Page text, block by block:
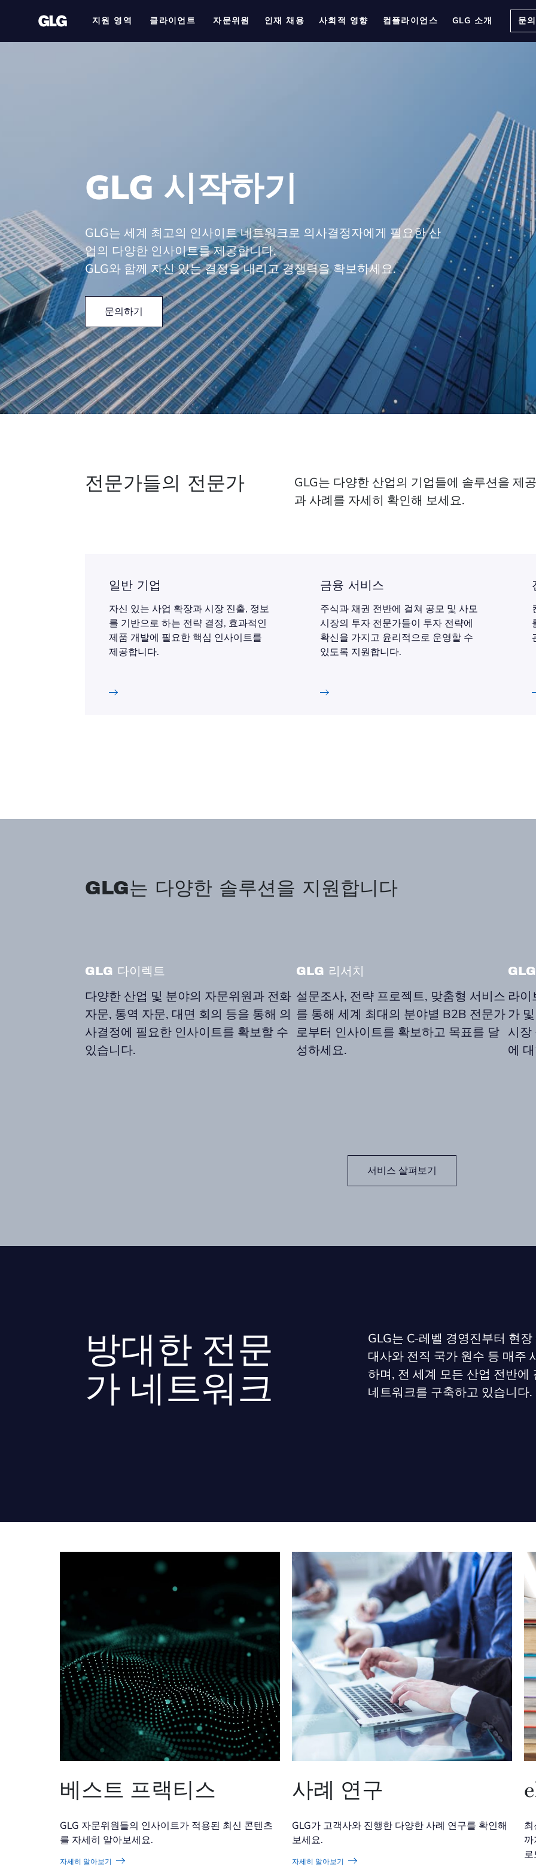
지원 영역 클라이언트 자문위원 인재 채용 사회적 영향 컴플라이언스 GLG 소개 문
GLG 시작하기
GLG는 세계 최고의 인사이트 네트워크로 의사결정자에게 필요한 산
업의 다양한 인사이트를 제공합니다.
GLG와 함께 자신 있는 결정을 내리고 경쟁력을 확보하세요.
문의하기
전문가들의 전문가
GLG는 다양한 산업의 기업들에 솔루션을 제
과 사례를 자세히 확인해 보세요.
일반 기업
자신 있는 사업 확장과 시장 진출, 정보
를 기반으로 하는 전략 결정, 효과적인
제품 개발에 필요한 핵심 인사이트를
제공합니다.
금융 서비스
주식과 채권 전반에 걸쳐 공모 및 사모
시장의 투자 전문가들이 투자 전략에
확신을 가지고 윤리적으로 운영할 수
있도록 지원합니다.
GLG는 다양한 솔루션을 지원합니다
GLG 다이렉트
다양한 산업 및 분야의 자문위원과 전화
자문, 통역 자문, 대면 회의 등을 통해 의
사결정에 필요한 인사이트를 확보할 수
있습니다.
GLG 리서치
설문조사, 전략 프로젝트, 맞춤형 서비스
를 통해 세계 최대의 분야별 B2B 전문가
로부터 인사이트를 확보하고 목표를 달
성하세요.
라이
가
시장
에
서비스 살펴보기
방대한 전문
가 네트워크
GLG는 C-레벨 경영진부터 현
대사와 전직 국가 원수 등 매주
하며, 전 세계 모든 산업 전반에
네트워크를 구축하고 있습니다.
베스트 프랙티스
GLG 자문위원들의 인사이트가 적용된 최신 콘텐츠
를 자세히 알아보세요.
자세히 알아보기
사례 연구
GLG가 고객사와 진행한 다양한 사례 연구를 확인해
보세요.
자세히 알아보기